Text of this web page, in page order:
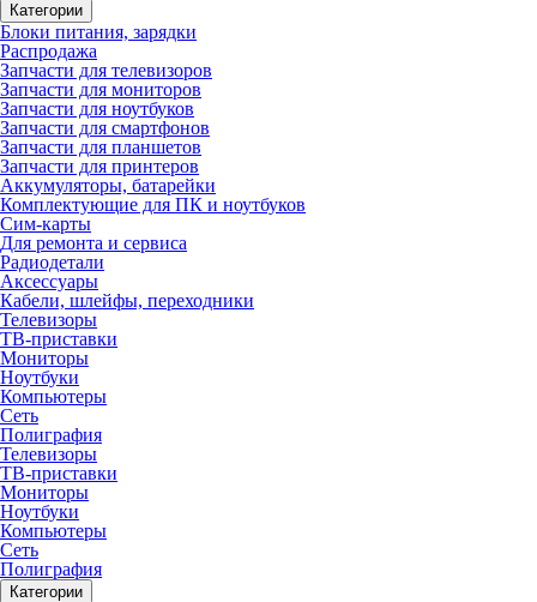
Категории
Блоки питания, зарядки
Распродажа
Запчасти для телевизоров
Запчасти для мониторов
Запчасти для ноутбуков
Запчасти для смартфонов
Запчасти для планшетов
Запчасти для принтеров
Аккумуляторы, батарейки
Комплектующие для ПК и ноутбуков
Сим-карты
Для ремонта и сервиса
Радиодетали
Аксессуары
Кабели, шлейфы, переходники
Телевизоры
ТВ-приставки
Мониторы
Ноутбуки
Компьютеры
Сеть
Полиграфия
Телевизоры
ТВ-приставки
Мониторы
Ноутбуки
Компьютеры
Сеть
Полиграфия
Категории